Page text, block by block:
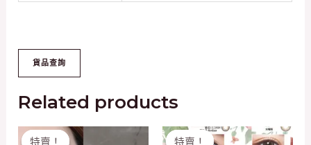
Related products
特賣！
特賣！
Original
Current
特賣！
特賣！
OriginalCurrent